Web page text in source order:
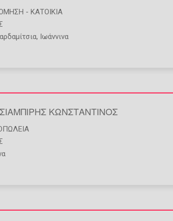
- ΚΑΤΟΙΚΊΑ
Ιωάννινα
ΚΩΝΣΤΑΝΤΙΝΟΣ